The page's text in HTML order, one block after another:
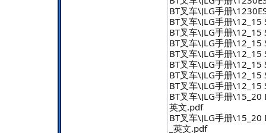
BT叉车\JLG手册
BT叉车\JLG手册
BT叉车\JLG手册
BT叉车\JLG手册
BT叉车\JLG手册
BT叉车\JLG手册
BT叉车\JLG手册
BT叉车\JLG手册
BT叉车\JLG手册\15_20
英文.pdf
BT叉车\JLG手册\15_20
_英文.pdf